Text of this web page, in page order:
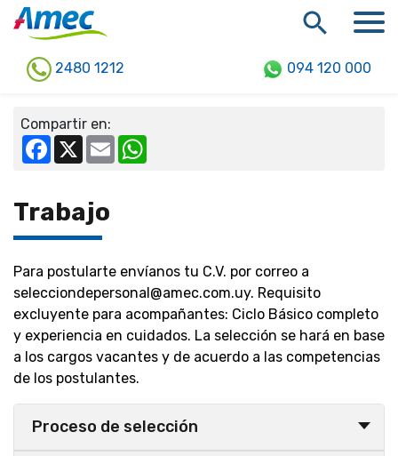
2480 1212 094 120 000
Compartir en:
Facebook
X Email
Trabajo
Para postularte envíanos tu C.V. por correo a
selecciondepersonal@amec.com.uy. Requisito
excluyente para acompañantes: Ciclo Básico completo
y experiencia en cuidados. La selección se hará en base
a los cargos vacantes y de acuerdo a las competencias
de los postulantes.
Proceso de selección